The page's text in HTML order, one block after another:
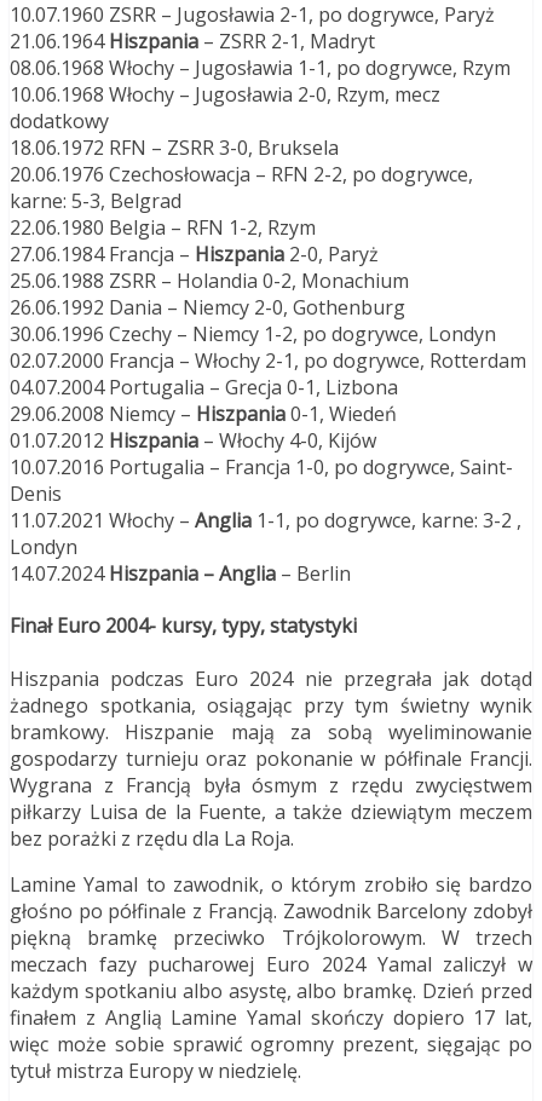
10.07.1960 ZSRR – Jugosławia 2-1, po dogrywce, Paryż
21.06.1964Hiszpania – ZSRR 2-1, Madryt
08.06.1968 Włochy – Jugosławia 1-1, po dogrywce, Rzym
10.06.1968 Włochy – Jugosławia 2-0, Rzym, mecz
dodatkowy
18.06.1972 RFN – ZSRR 3-0, Bruksela
20.06.1976 Czechosłowacja – RFN 2-2, po dogrywce,
karne: 5-3, Belgrad
22.06.1980 Belgia – RFN 1-2, Rzym
27.06.1984 Francja – Hiszpania 2-0, Paryż
25.06.1988 ZSRR – Holandia 0-2, Monachium
26.06.1992 Dania – Niemcy 2-0, Gothenburg
30.06.1996 Czechy – Niemcy 1-2, po dogrywce, Londyn
02.07.2000 Francja – Włochy 2-1, po dogrywce, Rotterdam
04.07.2004 Portugalia – Grecja 0-1, Lizbona
29.06.2008 Niemcy – Hiszpania0-1, Wiedeń
01.07.2012 Hiszpania – Włochy 4-0, Kijów
10.07.2016 Portugalia – Francja 1-0, po dogrywce, Saint-
Denis
11.07.2021 Włochy – Anglia 1-1, po dogrywce, karne: 3-2 ,
Londyn
14.07.2024Hiszpania – Anglia – Berlin
Finał Euro 2004- kursy, typy, statystyki
Hiszpania podczas Euro 2024 nie przegrała jak dotąd
żadnego spotkania, osiągając przy tym świetny wynik
bramkowy. Hiszpanie mają za sobą wyeliminowanie
gospodarzy turnieju oraz pokonanie w półfinale Francji.
Wygrana z Francją była ósmym z rzędu zwycięstwem
piłkarzy Luisa de la Fuente, a także dziewiątym meczem
bez porażki z rzędu dla La Roja.
Lamine Yamal to zawodnik, o którym zrobiło się bardzo
głośno po półfinale z Francją. Zawodnik Barcelony zdobył
piękną bramkę przeciwko Trójkolorowym. W trzech
meczach fazy pucharowej Euro 2024 Yamal zaliczył w
każdym spotkaniu albo asystę, albo bramkę. Dzień przed
finałem z Anglią Lamine Yamal skończy dopiero 17 lat,
więc może sobie sprawić ogromny prezent, sięgając po
tytuł mistrza Europy w niedzielę.